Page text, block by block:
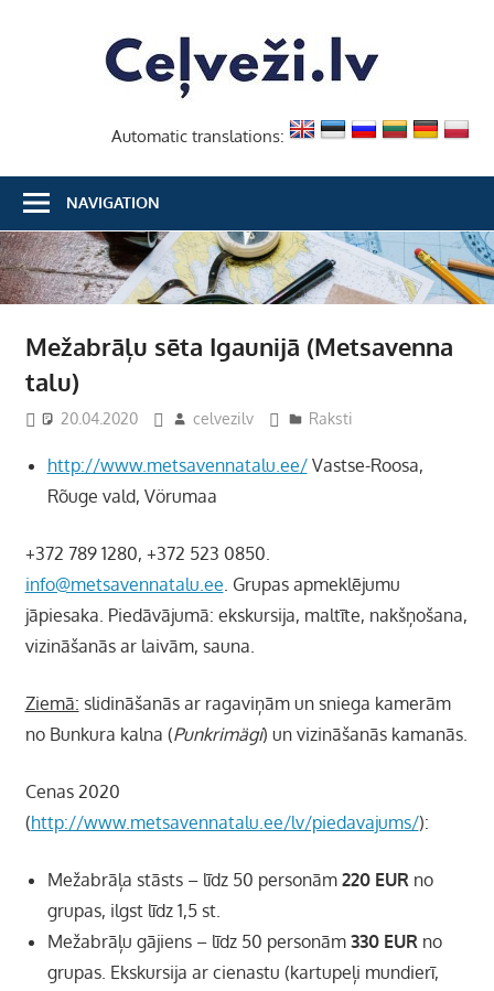
Automatic translations:
NAVIGATION
Mežabrāļu sēta Igaunijā (Metsavenna
talu)
20.04.2020 celvezilv Raksti
http://www.metsavennatalu.ee/Vastse-Roosa,
Rõuge vald, Vörumaa
+372 789 1280, +372 523 0850.
info@metsavennatalu.ee. Grupas apmeklējumu
jāpiesaka. Piedāvājumā: ekskursija, maltīte, nakšņošana,
vizināšanās ar laivām, sauna.
Ziemā: slidināšanās ar ragaviņām un sniega kamerām
no Bunkura kalna (Punkrimägi) un vizināšanās kamanās.
Cenas 2020
(http://www.metsavennatalu.ee/lv/piedavajums/):
Mežabrāļa stāsts – līdz 50 personām 220 EURno
grupas, ilgst līdz 1,5 st.
Mežabrāļu gājiens – līdz 50 personām 330 EURno
grupas. Ekskursija ar cienastu (kartupeļi mundierī,